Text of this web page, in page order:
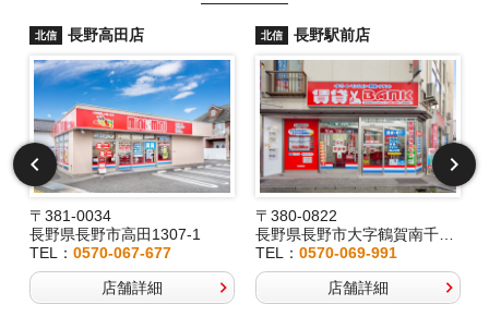
北信 長野高田店
〒381-0034
長野県長野市高田1307-1
TEL： 0570-067-677
店舗詳細
北信 長野駅前店
〒380-0822
長野県長野市大字鶴賀南千歳町826
TEL： 0570-069-991
店舗詳細